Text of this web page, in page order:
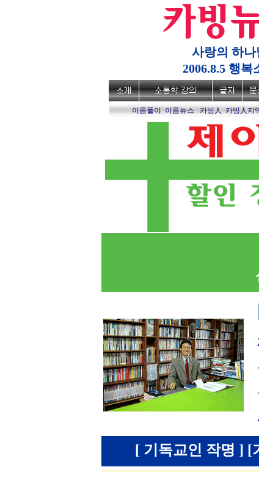
사랑의 하나
2006.8.5 행복
이름풀이 이름뉴스 카빙人 카빙人지
[ 기독교인 작명 ] [